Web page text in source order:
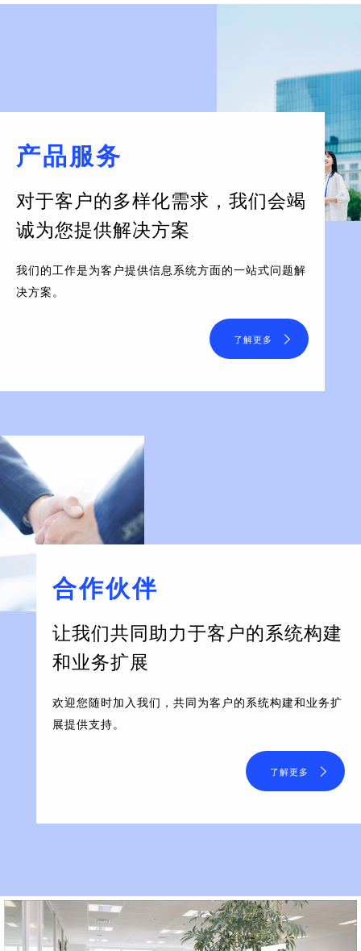
产品服务
对于客户的多样化需求， 我们会竭
诚为您提供解决方案
我们的工作是为客户提供信息系统方面的一站式问题解
决方案。
了解更多
合作伙伴
让我们共同助力于客户的系统构建
和业务扩展
欢迎您随时加入我们，共同为客户的系统构建和业务扩
展提供支持。
了解更多